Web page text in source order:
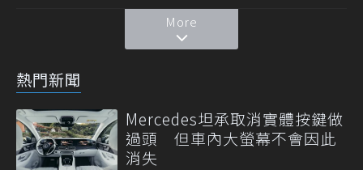
More
熱門新聞
Mercedes坦承取消實體按鍵做
過頭 但車內大螢幕不會因此
消失